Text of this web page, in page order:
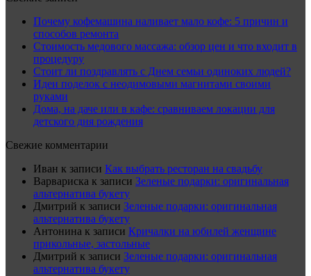
Почему кофемашина наливает мало кофе: 5 причин и
способов ремонта
Стоимость медового массажа: обзор цен и что входит в
процедуру
Стоит ли поздравлять с Днем семьи одиноких людей?
Идеи поделок с неодимовыми магнитами своими
руками
Дома, на даче или в кафе: сравниваем локации для
детского дня рождения
Свежие комментарии
Иван к записи Как выбрать ресторан на свадьбу
Варвариска к записи Зеленые подарки: оригинальная
альтернатива букету
Дмитрий к записи Зеленые подарки: оригинальная
альтернатива букету
Антонина к записи Кричалки на юбилей женщине
прикольные, застольные
Дмитрий к записи Зеленые подарки: оригинальная
альтернатива букету